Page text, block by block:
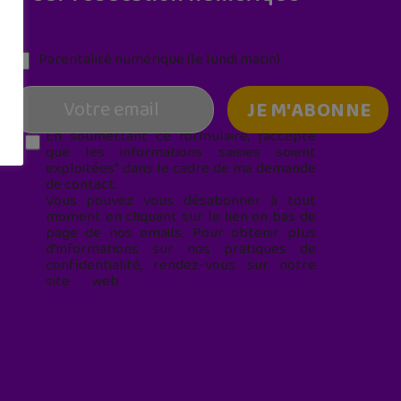
Parentalité numérique (le lundi matin)
En soumettant ce formulaire, j’accepte
que les informations saisies soient
exploitées* dans le cadre de ma demande
de contact.
Vous pouvez vous désabonner à tout
moment en cliquant sur le lien en bas de
page de nos emails. Pour obtenir plus
d'informations sur nos pratiques de
confidentialité, rendez-vous sur notre
site web